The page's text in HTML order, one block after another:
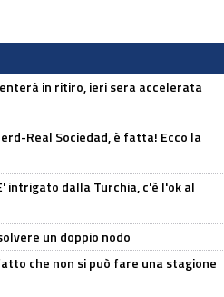
in ritiro, ieri sera accelerata
Real Sociedad, è fatta! Ecco la
intrigato dalla Turchia, c'è l'ok al
un doppio nodo
che non si può fare una stagione